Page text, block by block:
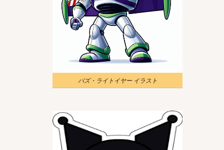
バズ・ライトイヤー イラスト